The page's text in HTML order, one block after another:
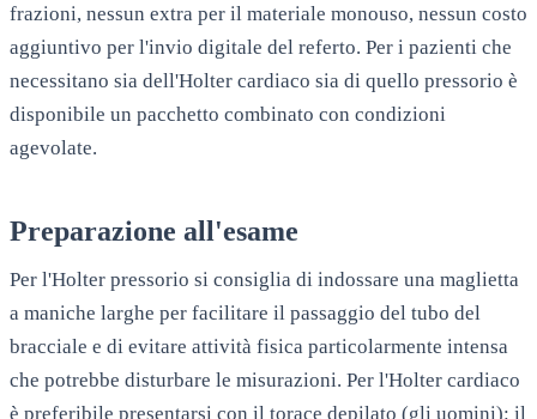
frazioni, nessun extra per il materiale monouso, nessun costo
aggiuntivo per l'invio digitale del referto. Per i pazienti che
necessitano sia dell'Holter cardiaco sia di quello pressorio è
disponibile un pacchetto combinato con condizioni
agevolate.
Preparazione all'esame
Per l'Holter pressorio si consiglia di indossare una maglietta
a maniche larghe per facilitare il passaggio del tubo del
bracciale e di evitare attività fisica particolarmente intensa
che potrebbe disturbare le misurazioni. Per l'Holter cardiaco
è preferibile presentarsi con il torace depilato (gli uomini): il